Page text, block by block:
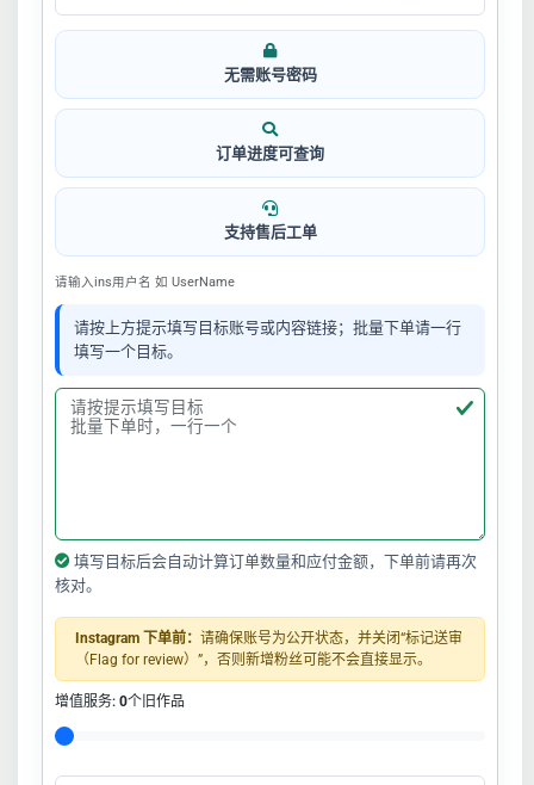
无需账号密码
订单进度可查询
支持售后工单
请输入ins用户名 如 UserName
请按上方提示填写目标账号或内容链接；批量下单请一行
填写一个目标。
填写目标后会自动计算订单数量和应付金额，下单前请再次
核对。
Instagram 下单前： 请确保账号为公开状态，并关闭“标记送审
（Flag for review）”，否则新增粉丝可能不会直接显示。
增值服务: 0个旧作品